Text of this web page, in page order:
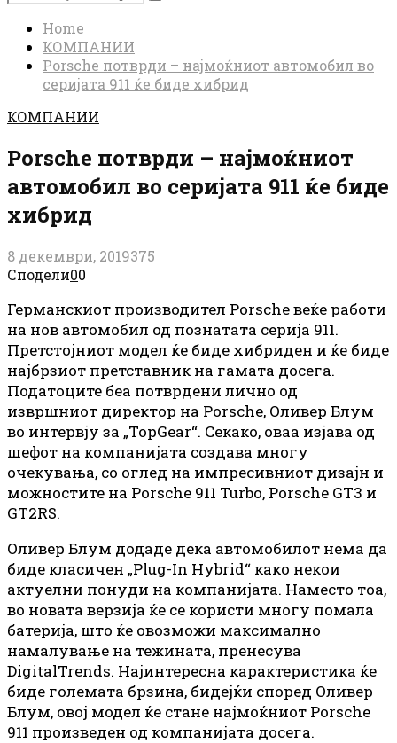
for:
Search
Home
КОМПАНИИ
Porsche потврди – најмоќниот автомобил во
серијата 911 ќе биде хибрид
КОМПАНИИ
Porsche потврди – најмоќниот
автомобил во серијата 911 ќе биде
хибрид
8 декември, 2019375
Сподели00
Германскиот производител Porsche веќе работи
на нов автомобил од познатата серија 911.
Претстојниот модел ќе биде хибриден и ќе биде
најбрзиот претставник на гамата досега.
Податоците беа потврдени лично од
извршниот директор на Porsche, Оливер Блум
во интервју за „TopGear“. Секако, оваа изјава од
шефот на компанијата создава многу
очекувања, со оглед на импресивниот дизајн и
можностите на Porsche 911 Turbo, Porsche GT3 и
GT2RS.
Оливер Блум додаде дека автомобилот нема да
биде класичен „Plug-In Hybrid“ како некои
актуелни понуди на компанијата. Наместо тоа,
во новата верзија ќе се користи многу помала
батерија, што ќе овозможи максимално
намалување на тежината, пренесува
DigitalTrends. Најинтересна карактеристика ќе
биде големата брзина, бидејќи според Оливер
Блум, овој модел ќе стане најмоќниот Porsche
911 произведен од компанијата досега.